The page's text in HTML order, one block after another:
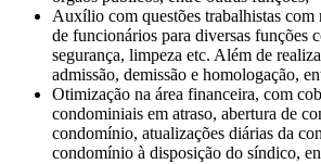
Auxílio com questões trabalhistas com
de funcionários para diversas funções
segurança, limpeza etc. Além de
admissão, demissão e homologação,
Otimização na área financeira, com
condominiais em atraso, abertura de
condomínio, atualizações diárias da
condomínio à disposição do síndico,